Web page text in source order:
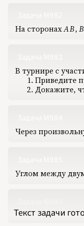
На сторонахAB
AB‍, B
В турнире с
Приведите
Докажите,
Через
Углом между
Текст задачи